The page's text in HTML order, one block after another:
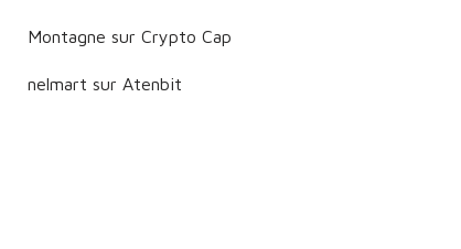
Montagne sur Crypto Cap
nelmart sur Atenbit